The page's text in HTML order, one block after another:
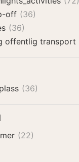
off (36)
(36)
offentlig transport
(36)
(22)